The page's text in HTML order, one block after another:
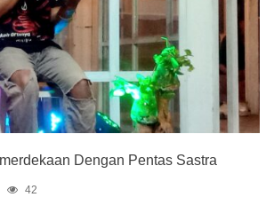
Dengan Pentas Sastra
42